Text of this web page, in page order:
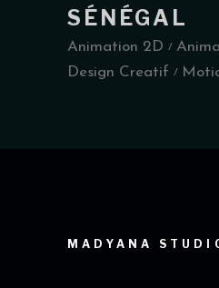
SÉNÉGAL
Animation 2D
Design Creatif
MADYANA